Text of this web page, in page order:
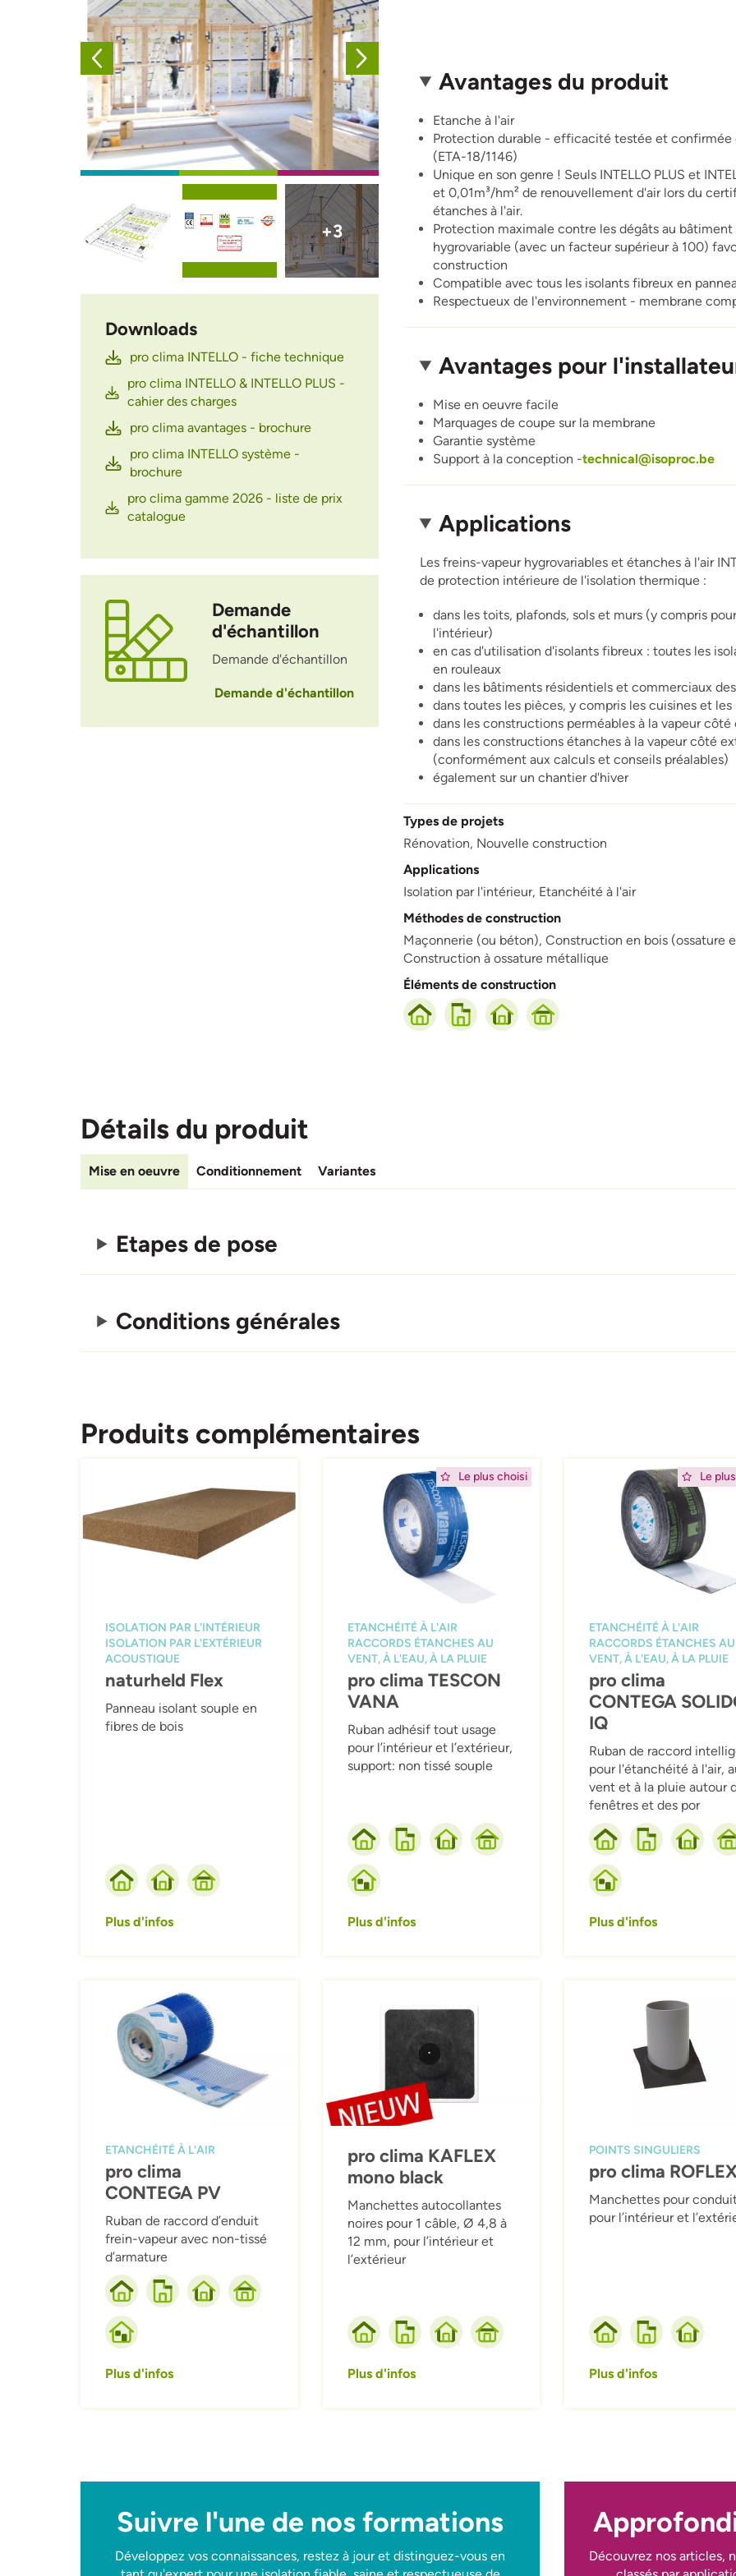
Afbeelding
+3
Downloads
pro clima INTELLO - fiche technique
pro clima INTELLO & INTELLO PLUS -
cahier des charges
pro clima avantages - brochure
pro clima INTELLO système -
brochure
pro clima gamme 2026 - liste de prix
catalogue
Demande
d'échantillon
Demande d'échantillon
Demande d'échantillon
Avantages du produit
Etanche à l'air
Protection durable - efficacité testée et
(ETA-18/1146)
Unique en son genre ! Seuls INTELLO PLUS et
et 0,01m³/hm² de renouvellement d'air lors du
étanches à l'air.
Protection maximale contre les dégâts au
hygrovariable (avec un facteur supérieur à 100)
construction
Compatible avec tous les isolants fibreux en
Respectueux de l'environnement - membrane
Avantages pour
Mise en oeuvre facile
Marquages de coupe sur la membrane
Garantie système
Support à la conception -technical@isoproc.be
Applications
Les freins-vapeur hygrovariables et étanches à l'air
de protection intérieure de l'isolation thermique :
dans les toits, plafonds, sols et murs (y compris
l'intérieur)
en cas d'utilisation d'isolants fibreux : toutes les
en rouleaux
dans les bâtiments résidentiels et commerciaux
dans toutes les pièces, y compris les cuisines et les
dans les constructions perméables à la vapeur côté
dans les constructions étanches à la vapeur côté
(conformément aux calculs et conseils préalables)
également sur un chantier d'hiver
Types de projets
Rénovation, Nouvelle construction
Applications
Isolation par l'intérieur, Etanchéité à l'air
Méthodes de construction
Maçonnerie (ou béton), Construction en bois (ossature
Construction à ossature métallique
Éléments de construction
Détails du produit
Mise en oeuvre Conditionnement Variantes
Etapes de pose
Conditions générales
Produits complémentaires
ISOLATION PAR L'INTÉRIEUR
ISOLATION PAR L'EXTÉRIEUR
ACOUSTIQUE
naturheld Flex
Panneau isolant souple en
fibres de bois
Plus d'infos
Le plus choisi
ETANCHÉITÉ À L'AIR
RACCORDS ÉTANCHES AU
VENT, À L'EAU, À LA PLUIE
pro clima TESCON
VANA
Ruban adhésif tout usage
pour l’intérieur et l’extérieur,
support: non tissé souple
Plus d'infos
Le
ETANCHÉITÉ À L'AIR
RACCORDS ÉTANCHES AU
VENT, À L'EAU, À LA PLUIE
pro clima
CONTEGA
IQ
Ruban de raccord
pour l'étanchéité à l'air,
vent et à la pluie autour
fenêtres et des por
Plus d'infos
ETANCHÉITÉ À L'AIR
pro clima
CONTEGA PV
Ruban de raccord d’enduit
frein-vapeur avec non-tissé
d’armature
Plus d'infos
pro clima KAFLEX
mono black
Manchettes autocollantes
noires pour 1 câble, Ø 4,8 à
12 mm, pour l’intérieur et
l’extérieur
Plus d'infos
POINTS SINGULIERS
pro clima
Manchettes pour
pour l’intérieur et
Plus d'infos
Suivre l'une de nos formations
Développez vos connaissances, restez à jour et distinguez-vous en
Découvrez nos articles,